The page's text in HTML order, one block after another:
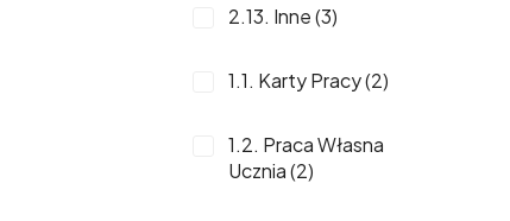
2.13. Inne (3)
1.1. Karty Pracy (2)
1.2. Praca Własna
Ucznia (2)